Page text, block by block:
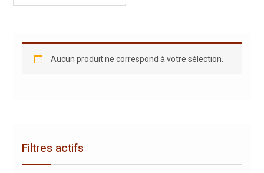
Aucun produit ne correspond à votre sélection.
Filtres actifs